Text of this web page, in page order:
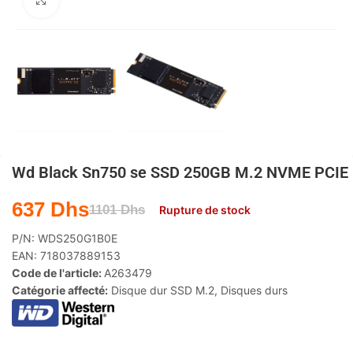
Wd Black Sn750 se SSD 250GB M.2 NVME PCIE
1101Dhs
637 Dhs Rupture de stock
P/N: WDS250G1B0E
EAN: 718037889153
Code de l'article: A263479
Catégorie affecté: Disque dur SSD M.2, Disques durs